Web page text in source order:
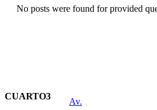
No posts were found for provided
CUARTO3
Av.